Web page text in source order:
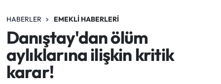
HABERLER EMEKLI HABERLERI
Danıştay'dan ölüm
aylıklarına ilişkin kritik
karar!
Memur
Emekli
İşveren
Son Dakika Haberleri
Haber Arşivi